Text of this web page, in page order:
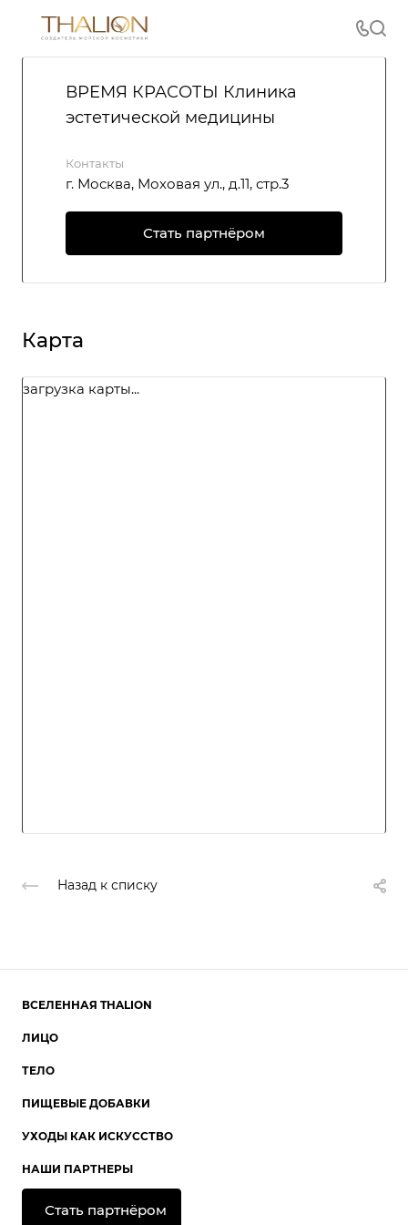
ВРЕМЯ КРАСОТЫ Клиника
эстетической медицины
Контакты
г. Москва, Моховая ул., д.11, стр.3
Стать партнёром
Карта
загрузка карты...
Назад к списку
ВСЕЛЕННАЯ THALION
ЛИЦО
ТЕЛО
ПИЩЕВЫЕ ДОБАВКИ
УХОДЫ КАК ИСКУССТВО
НАШИ ПАРТНЕРЫ
Стать партнёром